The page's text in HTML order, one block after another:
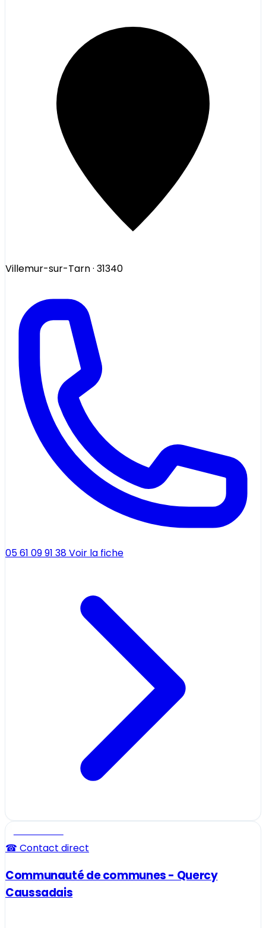
Villemur-sur-Tarn· 31340
05 61 09 91 38Voir la fiche
☎ Contact direct
Communauté de communes - Quercy
Caussadais